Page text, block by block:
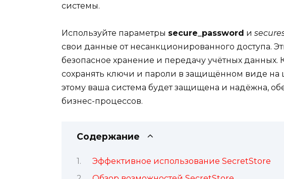
системы.
Используйте параметры secure_password и
свои данные от несанкционированного доступа.
безопасное хранение и передачу учётных данных.
сохранять ключи и пароли в защищённом виде на
этому ваша система будет защищена и надёжна,
бизнес-процессов.
Содержание
Эффективное использование SecretStore